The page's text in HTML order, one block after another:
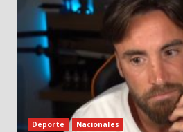
Deporte Nacionales